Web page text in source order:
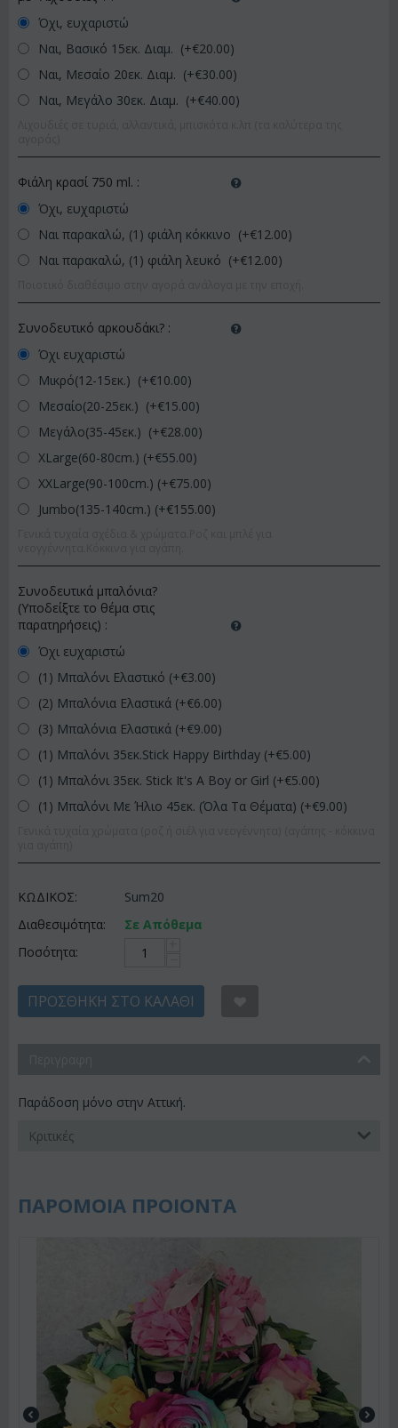
Όχι, ευχαριστώ
Ναι, Βασικό 15εκ. Διαμ. (+€20.00)
Ναι, Μεσαίο 20εκ. Διαμ. (+€30.00)
Ναι, Μεγάλο 30εκ. Διαμ. (+€40.00)
Φιάλη κρασί 750 ml. :
Όχι, ευχαριστώ
Ναι παρακαλώ, (1) φιάλη κόκκινο (+€12.00)
Ναι παρακαλώ, (1) φιάλη λευκό (+€12.00)
Συνοδευτικό αρκουδάκι? :
Όχι ευχαριστώ
Μικρό(12-15εκ.) (+€10.00)
Μεσαίο(20-25εκ.) (+€15.00)
Μεγάλο(35-45εκ.) (+€28.00)
XLarge(60-80cm.) (+€55.00)
XXLarge(90-100cm.) (+€75.00)
Jumbo(135-140cm.) (+€155.00)
Συνοδευτικά μπαλόνια?
(Υποδείξτε το θέμα στις
παρατηρήσεις) :
Όχι ευχαριστώ
(1) Μπαλόνι Ελαστικό (+€3.00)
(2) Μπαλόνια Ελαστικά (+€6.00)
(3) Μπαλόνια Ελαστικά (+€9.00)
(1) Μπαλόνι 35εκ.Stick Happy Birthday (+€5.00)
(1) Μπαλόνι 35εκ. Stick It's A Boy or Girl (+€5.00)
(1) Μπαλόνι Με Ήλιο 45εκ. (Όλα Τα Θέματα) (+€9.00)
ΚΩΔΙΚΟΣ:
Sum20
Διαθεσιμότητα:
Σε Απόθεμα
Ποσότητα:
ΠΡΟΣΘΉΚΗ ΣΤΟ ΚΑΛΆΘΙ
Παράδοση μόνο στην Αττική.
Κριτικές
ΠΑΡΟΜΟΙΑ ΠΡΟΙΟΝΤΑ